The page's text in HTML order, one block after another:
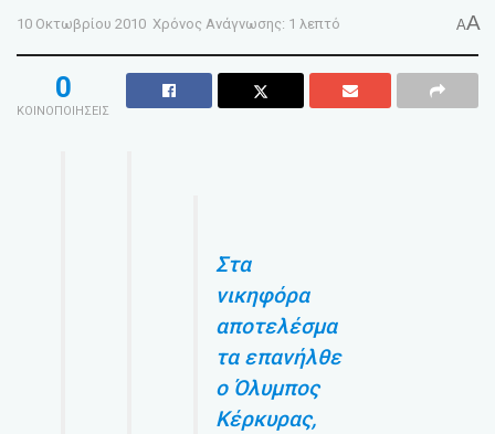
10 Οκτωβρίου 2010 Χρόνος Ανάγνωσης: 1 λεπτό AA
0
ΚΟΙΝΟΠΟΙΗΣΕΙΣ
Στα
νικηφόρα
αποτελέσμα
τα επανήλθε
ο Όλυμπος
Κέρκυρας,